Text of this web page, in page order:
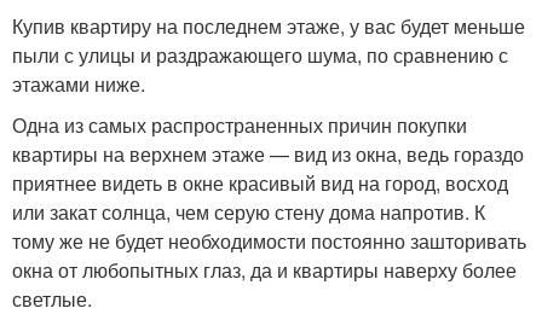
Купив квартиру на последнем этаже, у вас будет меньше
пыли с улицы и раздражающего шума, по сравнению с
этажами ниже.
Одна из самых распространенных причин покупки
квартиры на верхнем этаже — вид из окна, ведь гораздо
приятнее видеть в окне красивый вид на город, восход
или закат солнца, чем серую стену дома напротив. К
тому же не будет необходимости постоянно зашторивать
окна от любопытных глаз, да и квартиры наверху более
светлые.